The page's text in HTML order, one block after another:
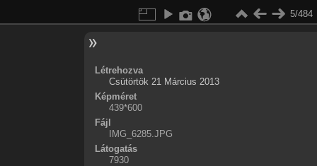
5/484
Létrehozva
Csütörtök 21 Március 2013
Képméret
439*600
Fájl
IMG_6285.JPG
Látogatás
7930